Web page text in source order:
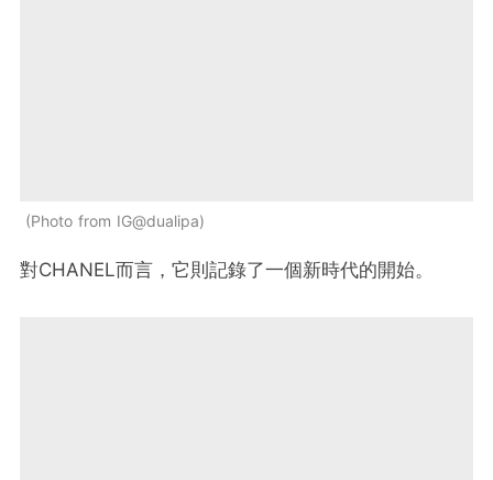
Photo from IG@dualipa
對CHANEL而言，它則記錄了一個新時代的開始。